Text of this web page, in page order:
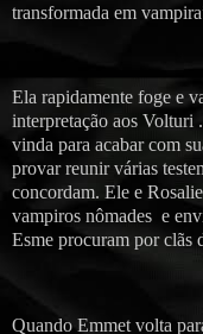
transformada em
Ela rapidamente foge e
interpretação aos Volturi
vinda para acabar com
provar reunir várias
concordam. Ele e
vampiros nômades e
Esme procuram por clãs
Quando Emmet volta